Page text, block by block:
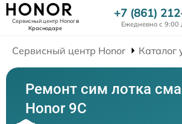
Сервисный центр Honorв
Краснодаре
+7 (861)
Ежедневно с 9:00
Сервисный центр Honor Каталог
Ремонт сим лотка
Honor 9C